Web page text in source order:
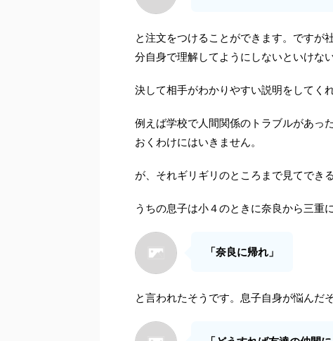
と注文をつけることができます。ですが
分自身で理解してようにしないといけない
決して相手がわかりやすい説明をしてく
例えば学校で人間関係のトラブルがあっ
おくわけにはいきません。
が、それギリギリのところまで見てでき
うちの息子は小４のときに奈良から三重
「奈良に帰れ」
と言われたそうです。息子自身が悩んだそ